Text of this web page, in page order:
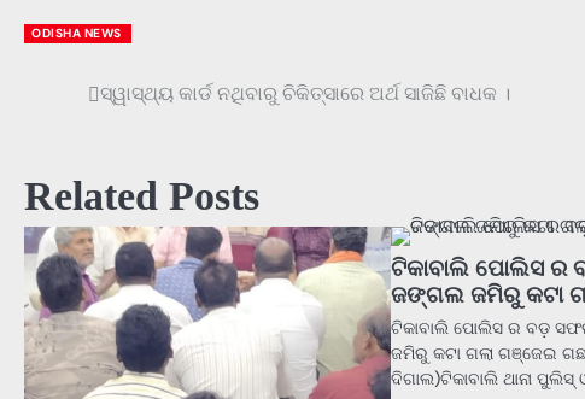
ODISHA NEWS
ସ୍ୱାସ୍ଥ୍ୟ କାର୍ଡ ନଥିବାରୁ ଚିକିତ୍ସାରେ ଅର୍ଥ ସାଜିଛି ବାଧକ ।
Related Posts
ଟିକାବାଲି ପୋଲିସ ର
ଜଙ୍ଗଲ ଜମିରୁ କଟା
ଟିକାବାଲି ପୋଲିସ ର ବଡ଼
ଜମିରୁ କଟା ଗଲା ଗଞ୍ଜେଇ ଗଛ
ଦିଗାଲ)ଟିକାବାଲି ଥାନା ପୁଲିସ୍